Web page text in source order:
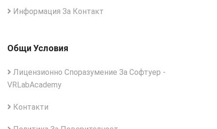
Информация За Контакт
Общи Условия
Лицензионно Споразумение За Софтуер -
VRLabAcademy
Контакти